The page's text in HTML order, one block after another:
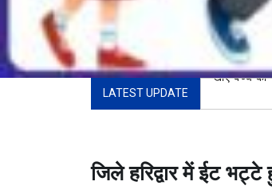
LATEST UPDATE
जिले हरिद्वार में ईट